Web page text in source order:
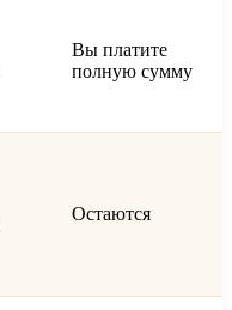
Вы платите
полную сумму
Остаются